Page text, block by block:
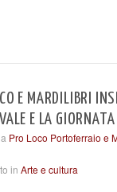
E MARDILIBRI
E LA
Pro Loco Portoferraio e
in Arte e cultura